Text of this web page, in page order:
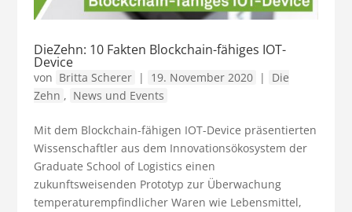
DieZehn: 10 Fakten Blockchain-fähiges IOT-
Device
von Britta Scherer | 19. November 2020 |
Die
Zehn , News und Events
Mit dem Blockchain-fähigen IOT-Device präsentierten
Wissenschaftler aus dem Innovationsökosystem der
Graduate School of Logistics einen
zukunftsweisenden Prototyp zur Überwachung
temperaturempfindlicher Waren wie Lebensmittel,